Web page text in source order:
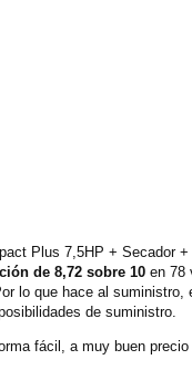
Plus 7,5HP + Secador
de 8,72 sobre 10 en 78
lo que hace al
de suministro.
fácil, a muy buen